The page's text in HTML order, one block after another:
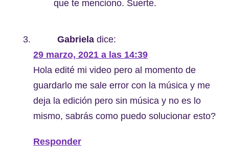
que te menciono. Suerte.
Gabriela dice:
29 marzo, 2021 a las 14:39
Hola edité mi video pero al momento de
guardarlo me sale error con la música y me
deja la edición pero sin música y no es lo
mismo, sabrás como puedo solucionar esto?
Responder